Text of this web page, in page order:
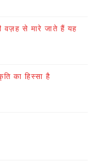
वज़ह से मारे जाते हैं यह
का हिस्सा है